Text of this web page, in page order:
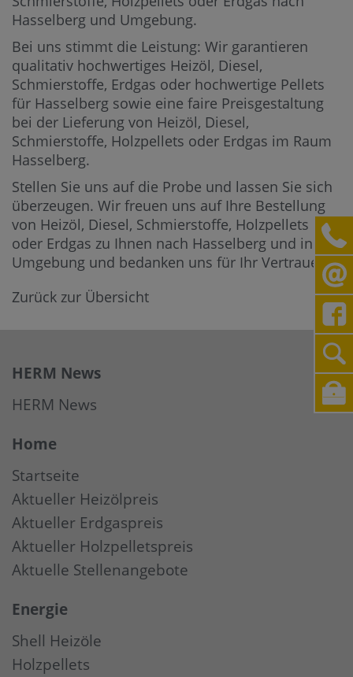
Hasselberg und Umgebung.
Bei uns stimmt die Leistung: Wir garantieren
qualitativ hochwertiges Heizöl, Diesel,
Schmierstoffe, Erdgas oder hochwertige Pellets
für Hasselberg sowie eine faire Preisgestaltung
bei der Lieferung von Heizöl, Diesel,
Schmierstoffe, Holzpellets oder Erdgas im Raum
Hasselberg.
Stellen Sie uns auf die Probe und lassen Sie sich
überzeugen. Wir freuen uns auf Ihre Bestellung
von Heizöl, Diesel, Schmierstoffe, Holzpellets
oder Erdgas zu Ihnen nach Hasselberg und in die
Umgebung und bedanken uns für Ihr Vertrauen.
Zurück zur Übersicht
HERM News
HERM News
Home
Startseite
Aktueller Heizölpreis
Aktueller Erdgaspreis
Aktueller Holzpelletspreis
Aktuelle Stellenangebote
Energie
Shell Heizöle
Holzpellets